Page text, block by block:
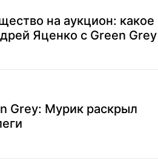
на аукцион: какое
Яценко с Green Grey
Grey: Мурик раскрыл